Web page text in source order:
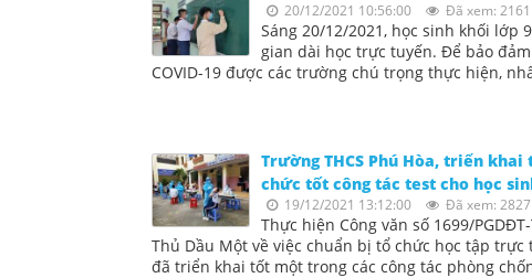
20/12/2021 10:56:00 Đã xem: 2161
Sáng 20/12/2021, học sinh khối lớp
gian dài học trực tuyến. Để bảo
COVID-19 được các trường chú trọng thực hiện,
Trường THCS Phú Hòa, triển
chức tốt công tác test cho học
19/12/2021 13:12:00 Đã xem: 2827
Thực hiện Công văn số 1699/
Thủ Dầu Một về việc chuẩn bị tổ chức học tập
đã triển khai tốt một trong các công tác phòng